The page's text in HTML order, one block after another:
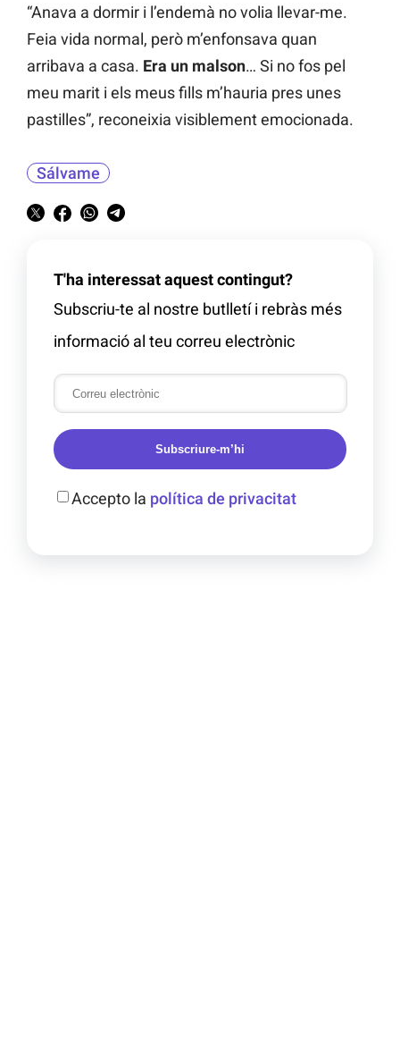
“Anava a dormir i l’endemà no volia llevar-me.
Feia vida normal, però m’enfonsava quan
arribava a casa. Era un malson… Si no fos pel
meu marit i els meus fills m’hauria pres unes
pastilles”, reconeixia visiblement emocionada.
Sálvame
T'ha interessat aquest contingut?
Subscriu-te al nostre butlletí i rebràs més
informació al teu correu electrònic
Subscriure-m’hi
Accepto la política de privacitat